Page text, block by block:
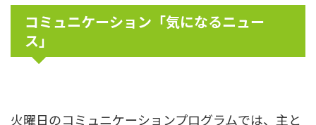
コミュニケーション「気になるニュー
ス」
火曜日のコミュニケーションプログラムでは、主と